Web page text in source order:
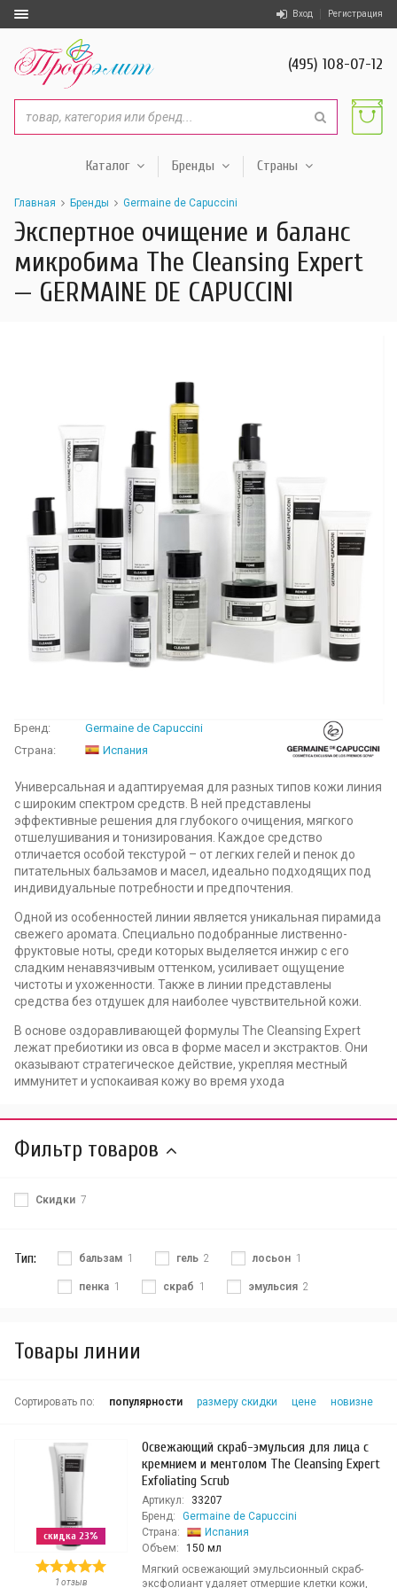
Вход Регистрация
(495) 108-07-12
Каталог Бренды Страны
Главная Бренды Germaine de Capuccini
Экспертное очищение и баланс
микробима The Cleansing Expert
— GERMAINE DE CAPUCCINI
Бренд:
Germaine de Capuccini
Страна:
Испания
Универсальная и адаптируемая для разных типов кожи линия
с широким спектром средств. В ней представлены
эффективные решения для глубокого очищения, мягкого
отшелушивания и тонизирования. Каждое средство
отличается особой текстурой – от легких гелей и пенок до
питательных бальзамов и масел, идеально подходящих под
индивидуальные потребности и предпочтения.
Одной из особенностей линии является уникальная пирамида
свежего аромата. Специально подобранные лиственно-
фруктовые ноты, среди которых выделяется инжир с его
сладким ненавязчивым оттенком, усиливает ощущение
чистоты и ухоженности. Также в линии представлены
средства без отдушек для наиболее чувствительной кожи.
В основе оздоравливающей формулы The Cleansing Expert
лежат пребиотики из овса в форме масел и экстрактов. Они
оказывают стратегическое действие, укрепляя местный
иммунитет и успокаивая кожу во время ухода
Фильтр товаров
Скидки 7
Тип: бальзам 1 гель 2 лосьон 1
пенка 1 скраб 1 эмульсия 2
Товары линии
Сортировать по: популярности размеру скидки цене новизне
скидка 23%
1 отзыв
Освежающий скраб-эмульсия для лица с
кремнием и ментолом The Cleansing Expert
Exfoliating Scrub
Артикул:
33207
Бренд:
Germaine de Capuccini
Страна:
Испания
Объем:
150 мл
Мягкий освежающий эмульсионный скраб-
эксфолиант удаляет отмершие клетки кожи,